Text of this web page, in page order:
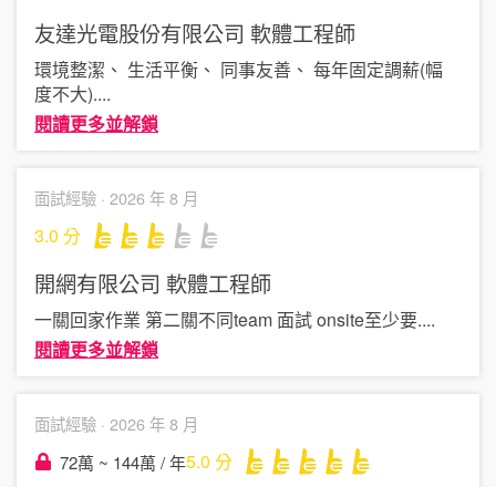
友達光電股份有限公司 軟體工程師
環境整潔、 生活平衡、 同事友善、 每年固定調薪(幅
度不大)....
閱讀更多並解鎖
面試經驗 · 2026 年 8 月
3.0 分
開網有限公司 軟體工程師
一關回家作業 第二關不同team 面試 onsite至少要....
閱讀更多並解鎖
面試經驗 · 2026 年 8 月
72萬 ~ 144萬 / 年5.0 分